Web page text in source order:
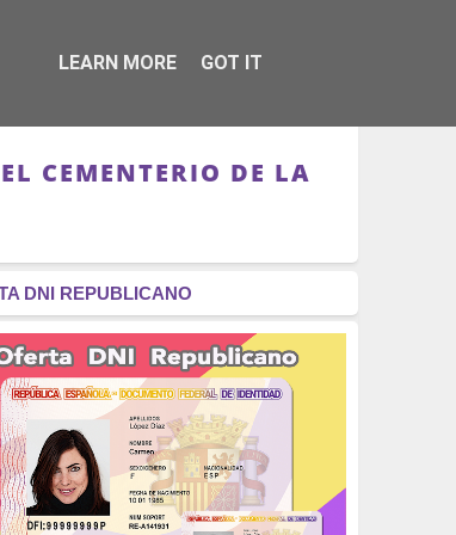
- MONARQUÍA
CEMENTERIO DE LA
DNI REPUBLICANO
LEARN MORE GOT IT